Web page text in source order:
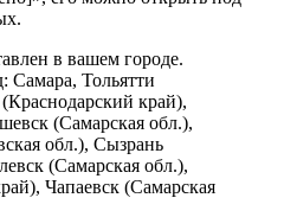
в вашем городе.
Самара, Тольятти
край),
(Самарская обл.),
обл.), Сызрань
(Самарская обл.),
, Чапаевск (Самарская